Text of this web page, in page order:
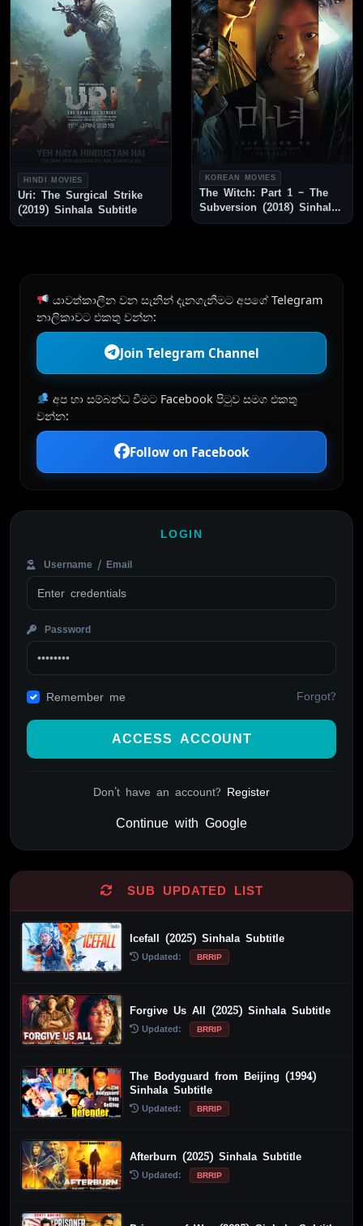
HINDI MOVIES
Uri: The Surgical Strike
(2019) Sinhala Subtitle
KOREAN MOVIES
The Witch: Part 1 – The
Subversion (2018) Sinhala
Subtitle
යාවත්කාලීන වන සැනින් දැනගැනීමට අපගේ Telegram
නාලිකාවට එකතු වන්න:
Join Telegram Channel
අප හා සම්බන්ධ වීමට Facebook පිටුව සමග එකතු
වන්න:
Follow on Facebook
LOGIN
Username / Email
Password
Remember me Forgot?
ACCESS ACCOUNT
Don't have an account? Register
Continue with Google
SUB UPDATED LIST
Icefall (2025) Sinhala Subtitle
Updated: BRRIP
Forgive Us All (2025) Sinhala Subtitle
Updated: BRRIP
The Bodyguard from Beijing (1994)
Sinhala Subtitle
Updated: BRRIP
Afterburn (2025) Sinhala Subtitle
Updated: BRRIP